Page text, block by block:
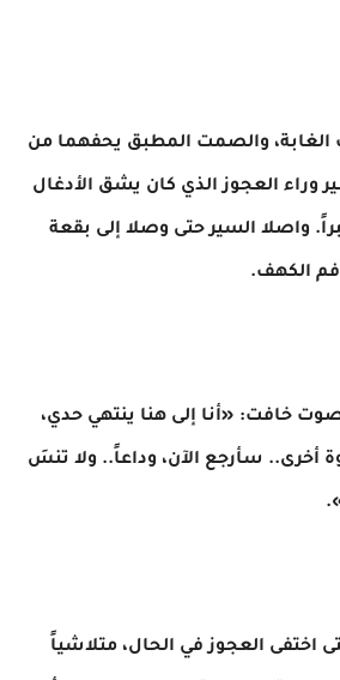
الغابة، والصمت المطبق يحفهما من
وراء العجوز الذي كان يشق الأدغال
واصلا السير حتى وصلا إلى بقعة
فم الكهف.
خافت: «أنا إلى هنا ينتهي حدي،
أخرى.. سأرجع الآن، وداعاً.. ولا تنسَ
اختفى العجوز في الحال، متلاشياً